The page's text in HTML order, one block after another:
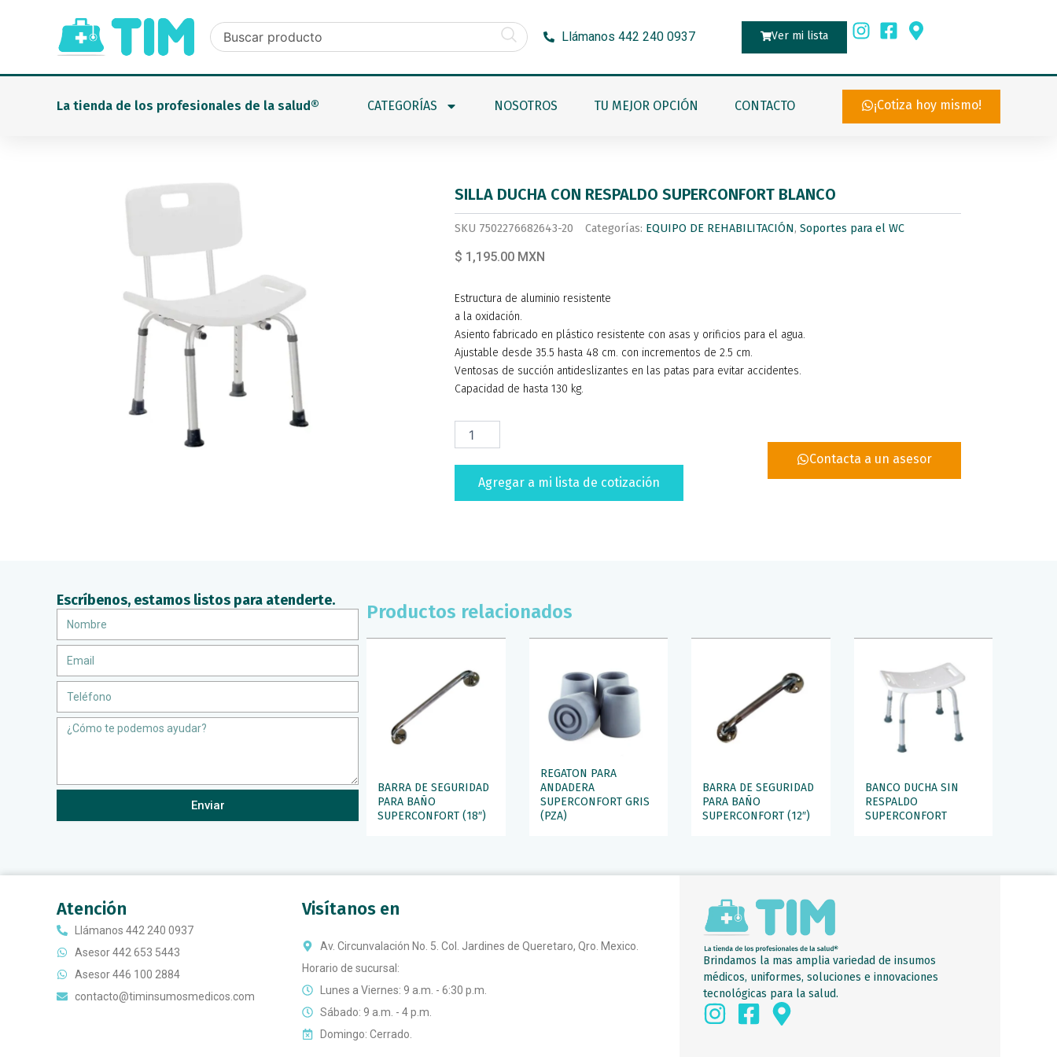
contenido
Llámanos 442 240 0937 Ver mi lista
La tienda de los profesionales de la salud® CATEGORÍAS NOSOTROS TU MEJOR OPCIÓN CONTACTO ¡Cotiza hoy mismo!
SILLA DUCHA CON RESPALDO SUPERCONFORT BLANCO
SKU 7502276682643-20 Categorías: EQUIPO DE REHABILITACIÓN, Soportes para el WC
$ 1,195.00 MXN
Estructura de aluminio resistente
a la oxidación.
Asiento fabricado en plástico resistente con asas y orificios para el agua.
Ajustable desde 35.5 hasta 48 cm. con incrementos de 2.5 cm.
Ventosas de succión antideslizantes en las patas para evitar accidentes.
Capacidad de hasta 130 kg.
SILLA
DUCHA
SUPERCONFORT
BLANCO
Agregar a mi lista de cotización
Contacta a un asesor
Escríbenos, estamos listos para atenderte.
Message
Enviar
Productos relacionados
BARRA DE SEGURIDAD
PARA BAÑO
SUPERCONFORT (18″)
REGATON PARA
ANDADERA
SUPERCONFORT GRIS
(PZA)
BARRA DE SEGURIDAD
PARA BAÑO
SUPERCONFORT (12″)
BANCO DUCHA SIN
RESPALDO
SUPERCONFORT
Atención
Llámanos 442 240 0937
Asesor 442 653 5443
Asesor 446 100 2884
contacto@timinsumosmedicos.com
Visítanos en
Av. Circunvalación No. 5. Col. Jardines de Queretaro, Qro. Mexico.
Horario de sucursal:
Lunes a Viernes: 9 a.m. - 6:30 p.m.
Sábado: 9 a.m. - 4 p.m.
Domingo: Cerrado.
Brindamos la mas amplia variedad de insumos
médicos, uniformes, soluciones e innovaciones
tecnológicas para la salud.